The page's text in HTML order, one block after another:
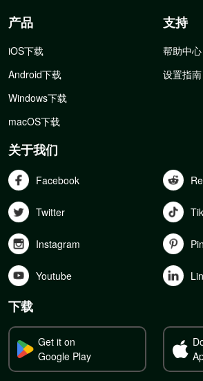
产品
iOS下载
Android下载
Windows下载
macOS下载
支持
帮助中心
设置指南
关于我们
Facebook
Twitter
Instagram
Youtube
下载
Get it on
Google Play